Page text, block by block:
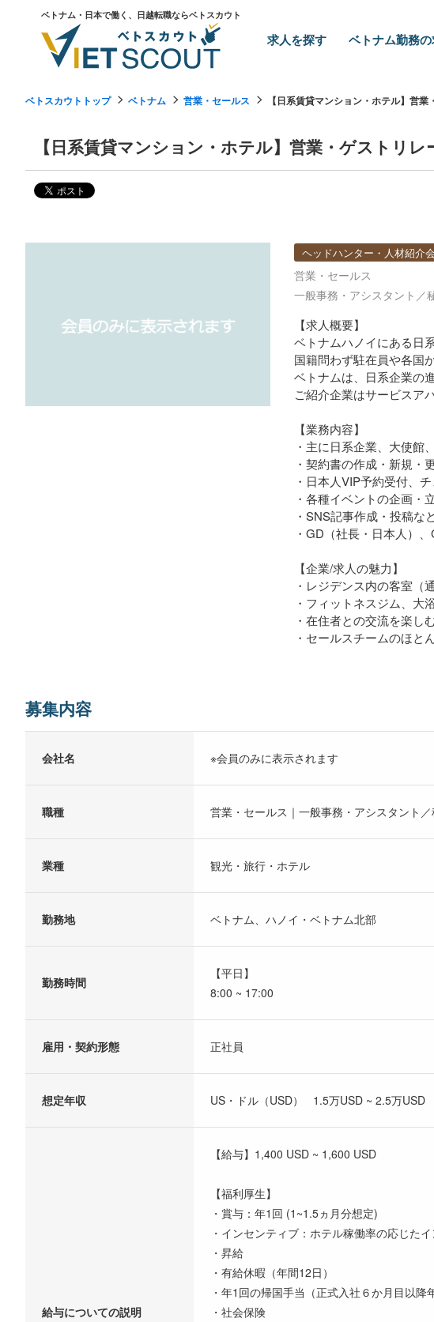
ベトナム・日本で働く、日越転職ならベトスカウト
求人を探す ベトナム勤務
ベトスカウトトップ ベトナム 営業・セールス 【日系賃貸マンション・ホテル】営
【日系賃貸マンション・ホテル】営業・ゲストリ
ヘッドハンター・人材紹介
営業・セールス
一般事務・アシスタント／
【求人概要】
ベトナムハノイにある日
国籍問わず駐在員や各国
ベトナムは、日系企業の
ご紹介企業はサービスア
【業務内容】
・主に日系企業、大使
・契約書の作成・新規・
・日本人VIP予約受付、
・各種イベントの企画・
・SNS記事作成・投稿な
・GD（社長・日本人）
【企業/求人の魅力】
・レジデンス内の客室（
・フィットネスジム、大
・在住者との交流を楽し
・セールスチームのほと
募集内容
会社名 ※会員のみに表示されます
職種 営業・セールス｜一般事務・アシスタント
業種 観光・旅行・ホテル
勤務地 ベトナム、ハノイ・ベトナム北部
勤務時間
【平日】
8:00 ~ 17:00
雇用・契約形態 正社員
想定年収 US・ドル（USD） 1.5万USD ~ 2.5万USD
給与についての説明
【給与】1,400 USD ~ 1,600 USD
【福利厚生】
・賞与：年1回 (1~1.5ヵ月分想定)
・インセンティブ：ホテル稼働率の応じた
・昇給
・有給休暇（年間12日）
・年1回の帰国手当（正式入社６か月目以降
・社会保険